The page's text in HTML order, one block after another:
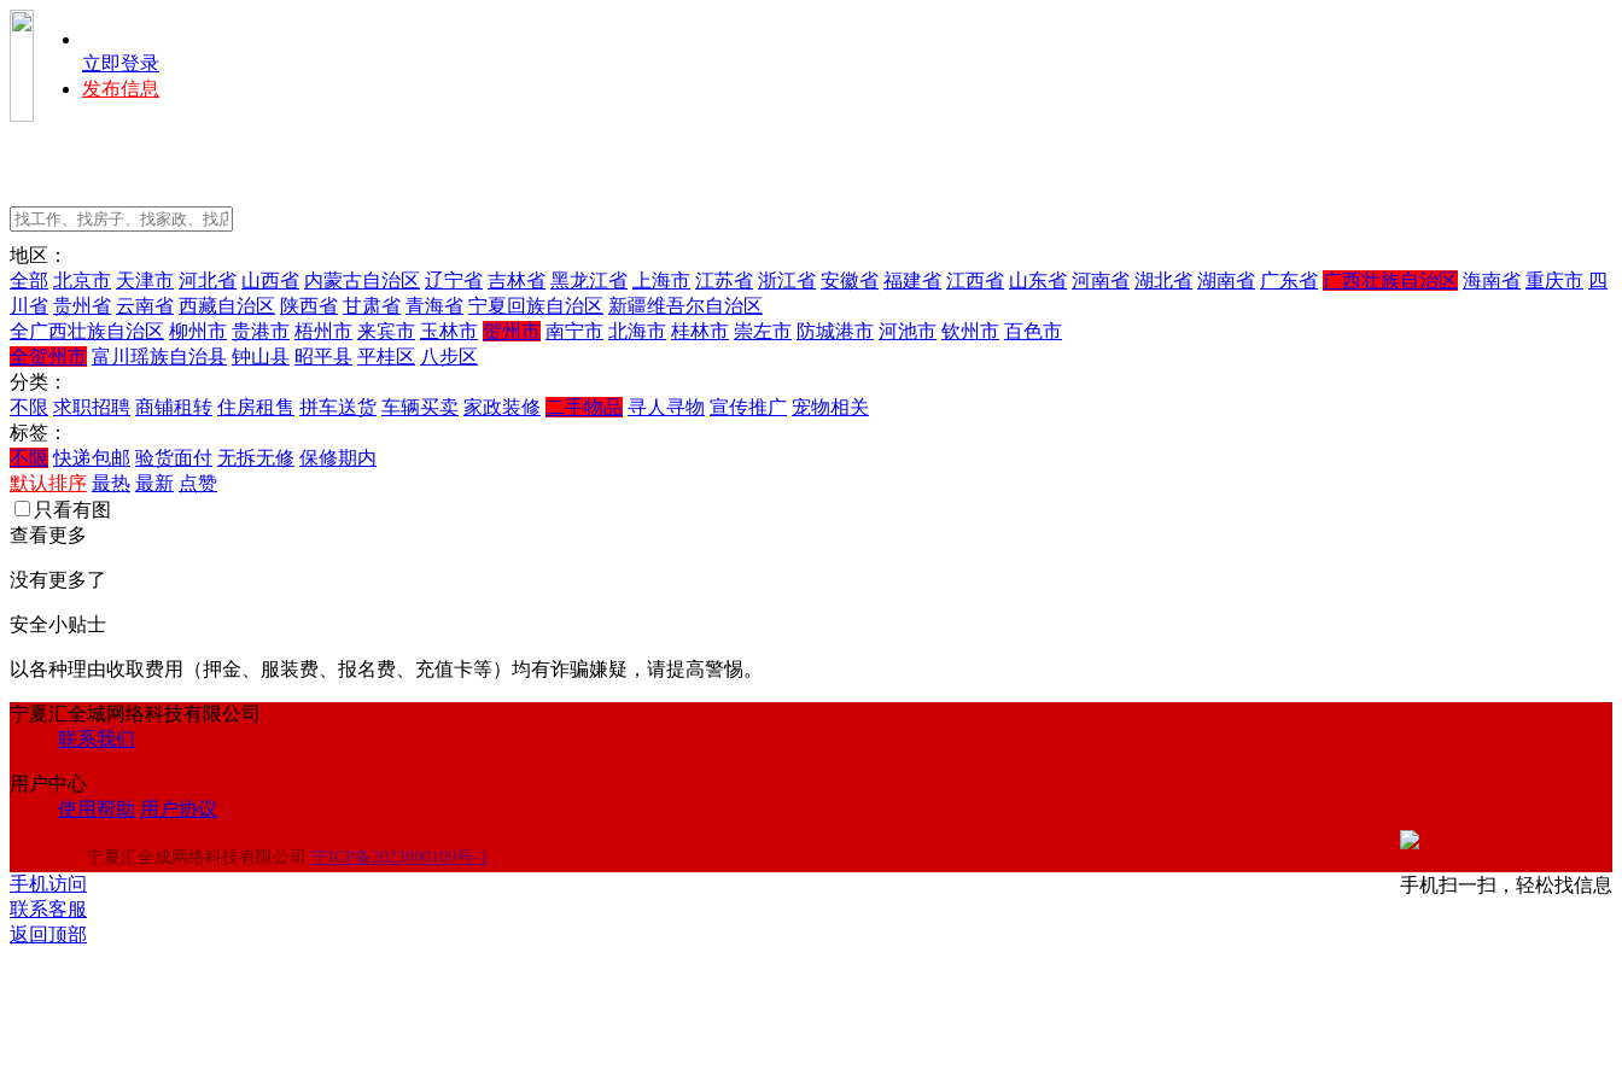
立即登录
发布信息
地区：
全部 北京市 天津市 河北省 山西省 内蒙古自治区 辽宁省 吉林省 黑龙江省 上海市 江苏省 浙江省 安徽省 福建省 江西省 山东省 河南省 湖北省 湖南省 广东省 广西壮族自治区 海南省 重庆市 四
川省 贵州省 云南省 西藏自治区 陕西省 甘肃省 青海省 宁夏回族自治区 新疆维吾尔自治区
全广西壮族自治区 柳州市 贵港市 梧州市 来宾市 玉林市 贺州市 南宁市 北海市 桂林市 崇左市 防城港市 河池市 钦州市 百色市
全贺州市 富川瑶族自治县 钟山县 昭平县 平桂区 八步区
分类：
不限 求职招聘 商铺租转 住房租售 拼车送货 车辆买卖 家政装修 二手物品 寻人寻物 宣传推广 宠物相关
标签：
不限 快递包邮 验货面付 无拆无修 保修期内
默认排序 最热 最新 点赞
只看有图
查看更多
没有更多了
安全小贴士
以各种理由收取费⽤（押⾦、服装费、报名费、充值卡等）均有诈骗嫌疑，请提⾼警惕。
宁夏汇全城网络科技有限公司
联系我们
用户中心
使用帮助 用户协议
手机扫一扫，轻松找信息
宁夏汇全成网络科技有限公司 宁ICP备2023000109号-1
手机访问
联系客服
返回顶部